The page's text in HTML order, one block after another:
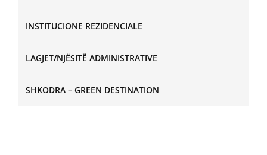
INSTITUCIONE REZIDENCIALE
LAGJET/NJËSITË ADMINISTRATIVE
SHKODRA – GREEN DESTINATION